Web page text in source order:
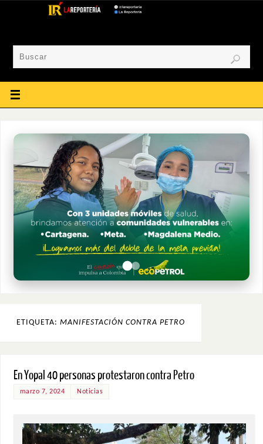
ETIQUETA: MANIFESTACIÓN CONTRA PETRO
En Yopal 40 personas protestaron contra Petro
marzo 7, 2024 Noticias